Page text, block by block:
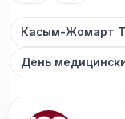
Касым-Жомарт
День